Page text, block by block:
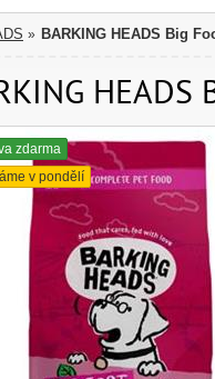
» BARKING HEADS Big
zdarma
v pondělí